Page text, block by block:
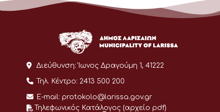
Διεύθυνση: Ίωνος Δραγούμη 1, 41222
Τηλ. Κέντρο: 2413 500 200
E-mail: protokolo@larissa.gov.gr
Τηλεφωνικός Κατάλογος (αρχείο pdf)